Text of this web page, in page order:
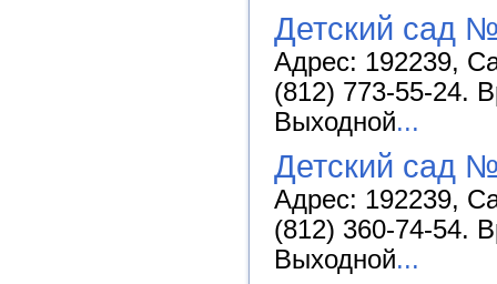
Детский сад
Адрес: 192239,
(812) 773-55-24.
Выходной...
Детский сад
Адрес: 192239,
(812) 360-74-54.
Выходной...